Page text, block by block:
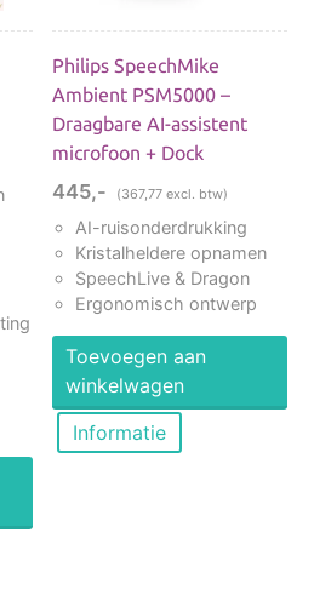
maakt het mogelijk
is momenteel
de markt.
en achtergrondgeluid
u een uitstekende
met Dragon
voor niets ontving deze
5 “Dragons” na de test
prijzen van
aansluitingen en
is voorzien van een
aansluiting voor een
headset of speakers. Het
de voorkant heeft
Philips SpeechMike
Ambient PSM5000 –
Draagbare AI-assistent
microfoon + Dock
445,- (367,77 excl. btw)
AI-ruisonderdrukking
Kristalheldere opnamen
SpeechLive & Dragon
Ergonomisch ontwerp
Toevoegen aan
winkelwagen
Informatie